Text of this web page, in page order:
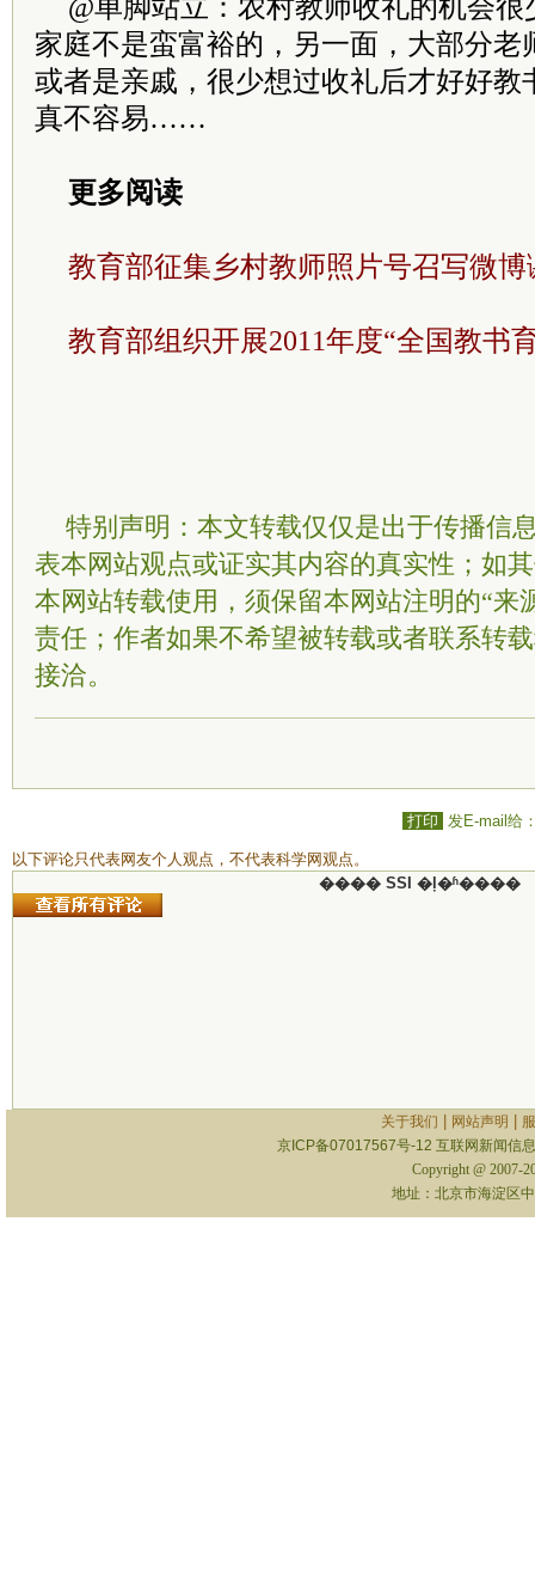
@单脚站立：农村教师收礼的机会
家庭不是蛮富裕的，另一面，大部分老
或者是亲戚，很少想过收礼后才好好教
真不容易……
更多阅读
教育部征集乡村教师照片号召写微博
教育部组织开展2011年度“全国教书
特别声明：本文转载仅仅是出于传播信
表本网站观点或证实其内容的真实性；如
本网站转载使用，须保留本网站注明的“来
责任；作者如果不希望被转载或者联系转
接洽。
打印 发E-mail给
以下评论只代表网友个人观点，不代表科学网观点。
���� SSI �ļ�ʱ����
关于我们 网站声明
京ICP备07017567号-12 互联网新闻信
Copyright @ 2007-
地址：北京市海淀区